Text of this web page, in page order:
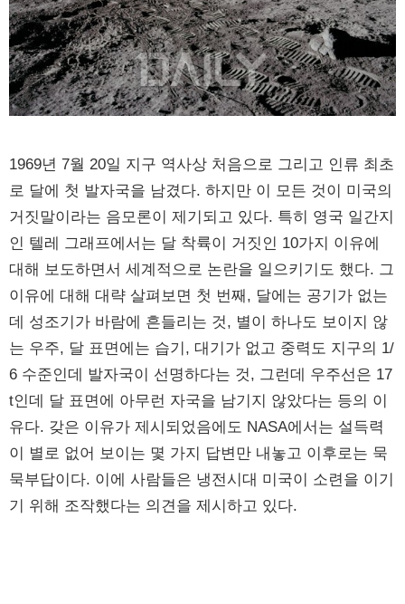
1969년 7월 20일 지구 역사상 처음으로 그리고 인류 최초
로 달에 첫 발자국을 남겼다. 하지만 이 모든 것이 미국의
거짓말이라는 음모론이 제기되고 있다. 특히 영국 일간지
인 텔레 그래프에서는 달 착륙이 거짓인 10가지 이유에
대해 보도하면서 세계적으로 논란을 일으키기도 했다. 그
이유에 대해 대략 살펴보면 첫 번째, 달에는 공기가 없는
데 성조기가 바람에 흔들리는 것, 별이 하나도 보이지 않
는 우주, 달 표면에는 습기, 대기가 없고 중력도 지구의 1/
6 수준인데 발자국이 선명하다는 것, 그런데 우주선은 17
t인데 달 표면에 아무런 자국을 남기지 않았다는 등의 이
유다. 갖은 이유가 제시되었음에도 NASA에서는 설득력
이 별로 없어 보이는 몇 가지 답변만 내놓고 이후로는 묵
묵부답이다. 이에 사람들은 냉전시대 미국이 소련을 이기
기 위해 조작했다는 의견을 제시하고 있다.